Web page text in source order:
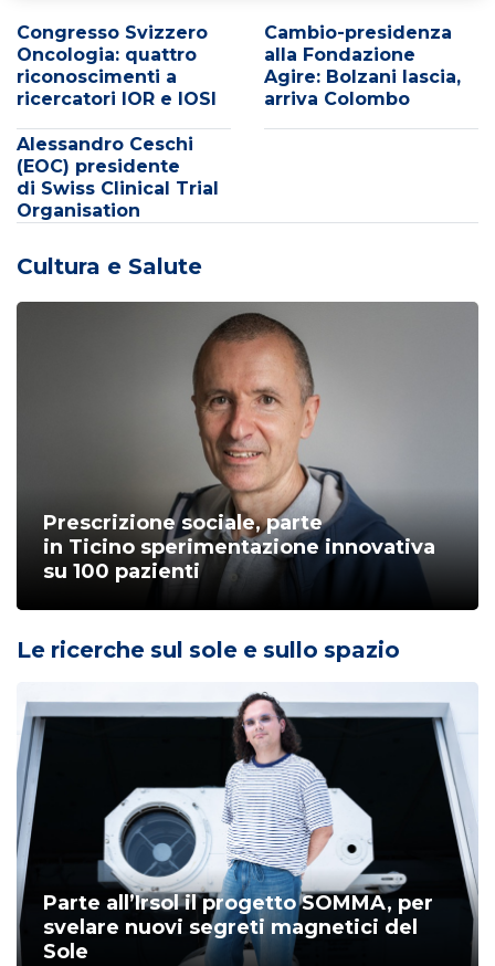
Congresso Svizzero
Oncologia: quattro
riconoscimenti a
ricercatori IOR e IOSI
Cambio-presidenza
alla Fondazione
Agire: Bolzani lascia,
arriva Colombo
Alessandro Ceschi
(EOC) presidente
di Swiss Clinical Trial
Organisation
Cultura e Salute
Prescrizione sociale, parte
in Ticino sperimentazione innovativa
su 100 pazienti
Le ricerche sul sole e sullo spazio
Parte all’Irsol il progetto SOMMA, per
svelare nuovi segreti magnetici del
Sole